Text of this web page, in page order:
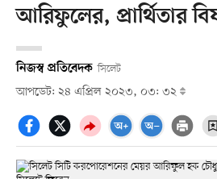
আরিফুলের, প্রার্থিতার
নিজস্ব প্রতিবেদক সিলেট
আপডেট: ২৪ এপ্রিল ২০২৩, ০৩: ৩২